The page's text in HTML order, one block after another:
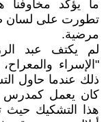
ما يؤكد مخاوفنا
تطورت على لسان
مرضية.
لم يكتف عبد
"الإسراء
ذلك عندما حاول
كان يعمل كمدرس
هذا التشكيك حيث